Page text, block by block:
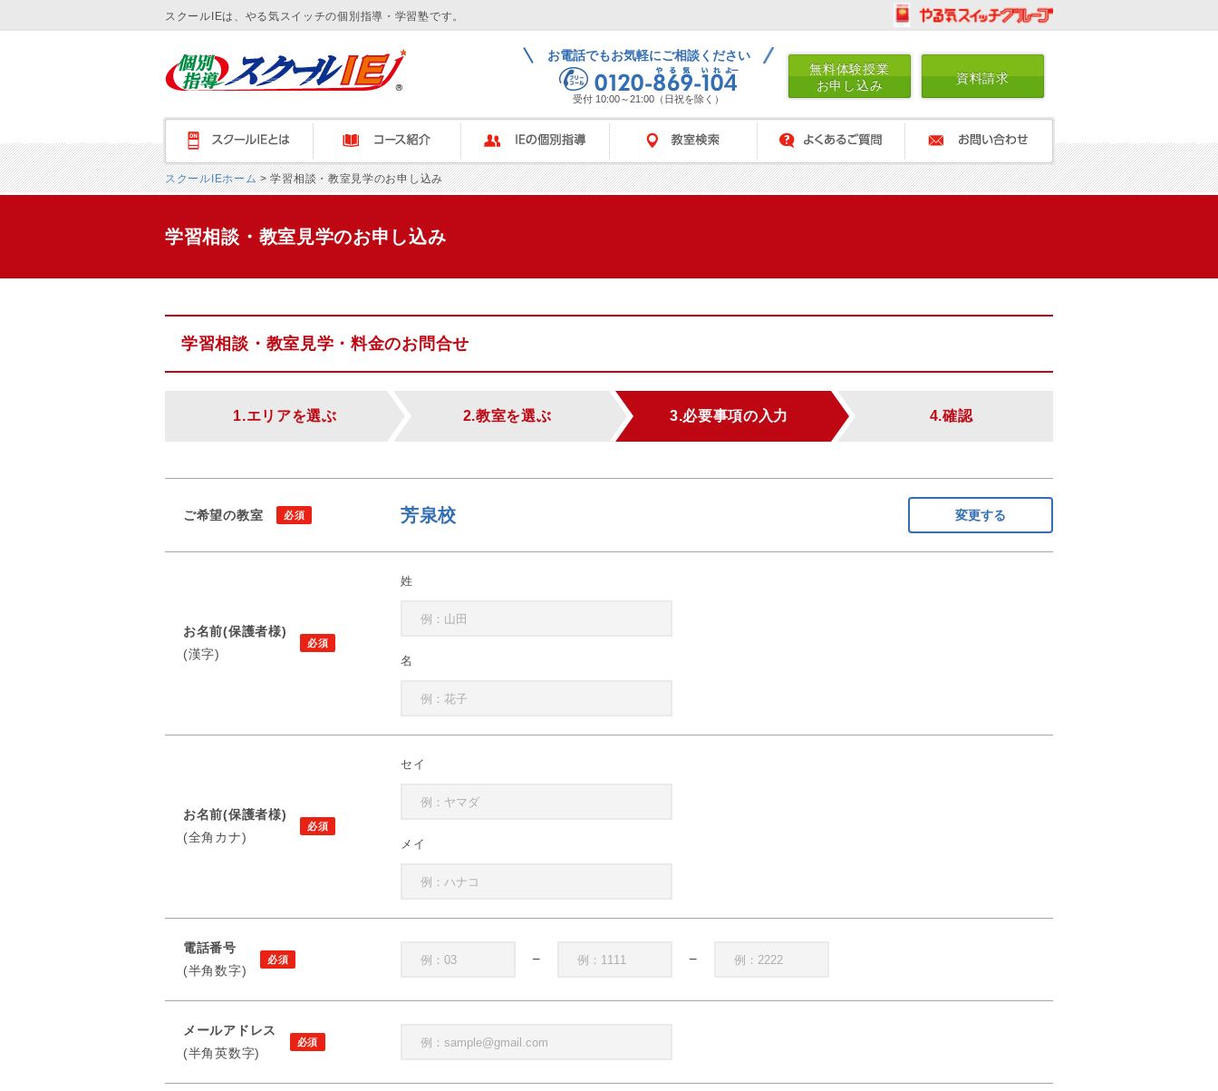
スクールIEは、やる気スイッチの個別指導・学習塾です。
お電話でもお気軽にご相談ください
受付 10:00～21:00（日祝を除く）
無料体験授業
お申し込み
資料請求
スクールＩＥとは コース紹介 IEの個別指導 教室検索 よくあるご質問 お問い合わせ
スクールIEホーム> 学習相談・教室見学のお申し込み
学習相談・教室見学のお申し込み
学習相談・教室見学・料金のお問合せ
1.エリアを選ぶ 2.教室を選ぶ 3.必要事項の入力 4.確認
ご希望の教室 芳泉校 変更する
お名前(保護者様)
(漢字)
姓
名
お名前(保護者様)
(全角カナ)
セイ
メイ
電話番号
(半角数字)
− −
メールアドレス
(半角英数字)